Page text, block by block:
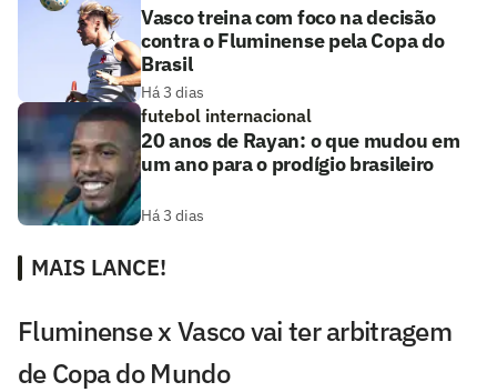
Vasco treina com foco na decisão
contra o Fluminense pela Copa do
Brasil
Há 3 dias
futebol internacional
20 anos de Rayan: o que mudou em
um ano para o prodígio brasileiro
Há 3 dias
MAIS LANCE!
Fluminense x Vasco vai ter arbitragem
de Copa do Mundo